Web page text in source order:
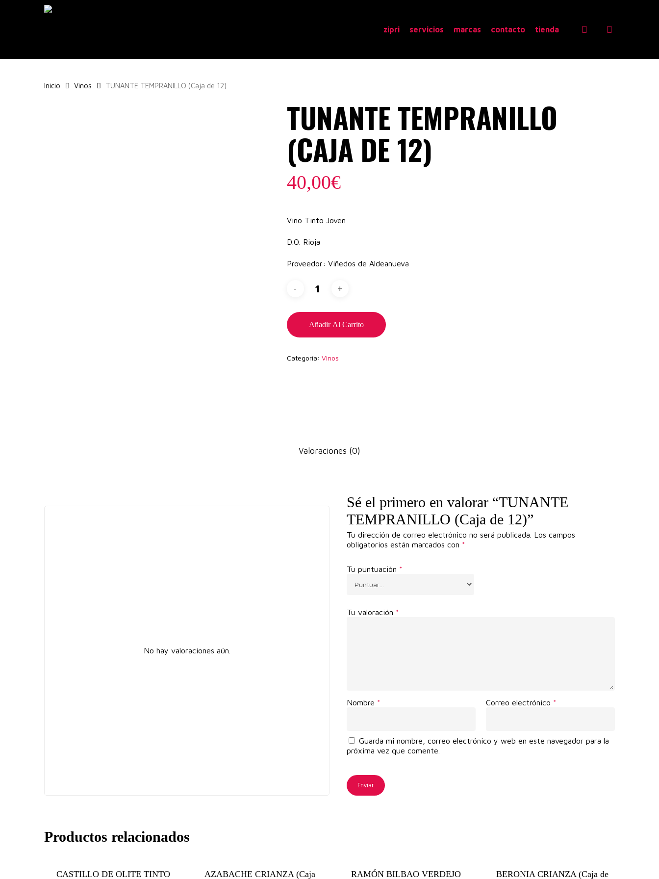
zipri servicios marcas contacto tienda search
Inicio Vinos TUNANTE TEMPRANILLO (Caja de 12)
TUNANTE TEMPRANILLO
(CAJA DE 12)
40,00€
Vino Tinto Joven
D.O. Rioja
Proveedor: Viñedos de Aldeanueva
Añadir Al Carrito
Categoría: Vinos
Valoraciones (0)
No hay valoraciones aún.
Sé el primero en valorar “TUNANTE
TEMPRANILLO (Caja de 12)”
Tu dirección de correo electrónico no será publicada. Los campos
obligatorios están marcados con *
Tu puntuación *
Tu valoración *
Nombre * Correo electrónico *
Guarda mi nombre, correo electrónico y web en este navegador para la
próxima vez que comente.
Productos relacionados
CASTILLO DE OLITE TINTO AZABACHE CRIANZA (Caja RAMÓN BILBAO VERDEJO BERONIA CRIANZA (Caja de